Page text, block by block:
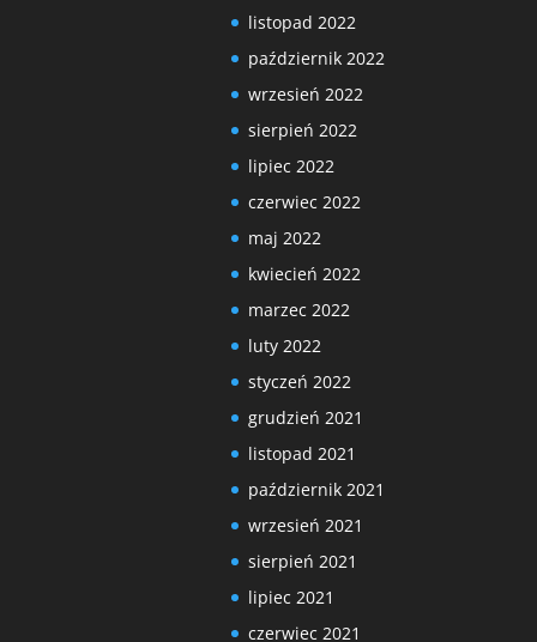
listopad 2022
październik 2022
wrzesień 2022
sierpień 2022
lipiec 2022
czerwiec 2022
maj 2022
kwiecień 2022
marzec 2022
luty 2022
styczeń 2022
grudzień 2021
listopad 2021
październik 2021
wrzesień 2021
sierpień 2021
lipiec 2021
czerwiec 2021